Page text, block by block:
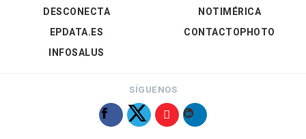
DESCONECTA
EPDATA.ES
INFOSALUS
NOTIMÉRICA
CONTACTOPHOTO
SÍGUENOS